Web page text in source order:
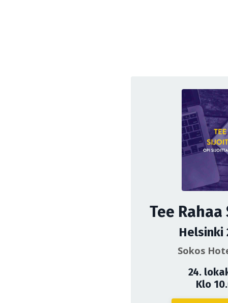
Tee
Helsinki
Sokos
24.
Klo